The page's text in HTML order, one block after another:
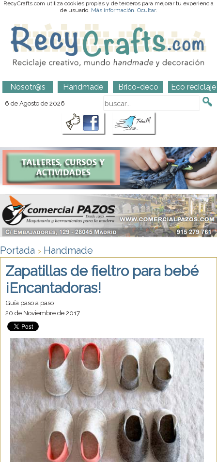
RecyCrafts.com utiliza cookies propias y de terceros para mejorar tu experiencia
de usuario. Más información. Ocultar.
Nosotr@s Handmade Brico-deco Eco reciclaje
6 de Agosto de 2026
Portada > Handmade
Zapatillas de fieltro para bebé
¡Encantadoras!
Guía paso a paso
20 de Noviembre de 2017